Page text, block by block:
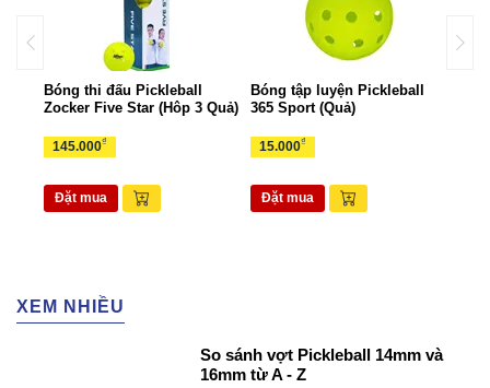
Bóng thi đấu Pickleball
Zocker Five Star (Hôp 3 Quả)
145.000₫
Đặt mua
Bóng tập luyện Pickleball
365 Sport (Quả)
15.000₫
Đặt mua
XEM NHIỀU
So sánh vợt Pickleball 14mm và
16mm từ A - Z